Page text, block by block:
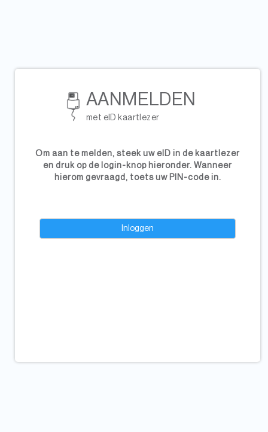
AANMELDEN
met eID kaartlezer
Om aan te melden, steek uw eID in de kaartlezer
en druk op de login-knop hieronder. Wanneer
hierom gevraagd, toets uw PIN-code in.
Inloggen